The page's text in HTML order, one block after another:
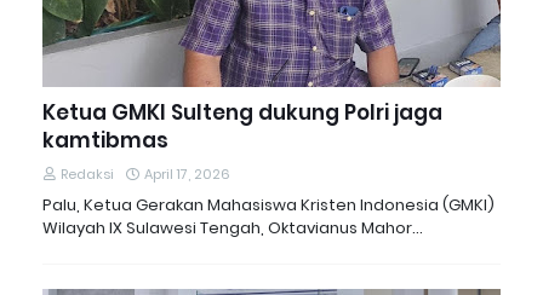
Ketua GMKI Sulteng dukung Polri jaga
kamtibmas
Redaksi April 17, 2026
Palu, Ketua Gerakan Mahasiswa Kristen Indonesia (GMKI)
Wilayah IX Sulawesi Tengah, Oktavianus Mahor…